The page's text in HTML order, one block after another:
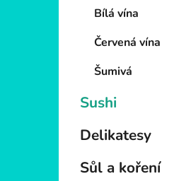
Bílá vína
Červená vína
Šumivá
Sushi
Delikatesy
Sůl a koření